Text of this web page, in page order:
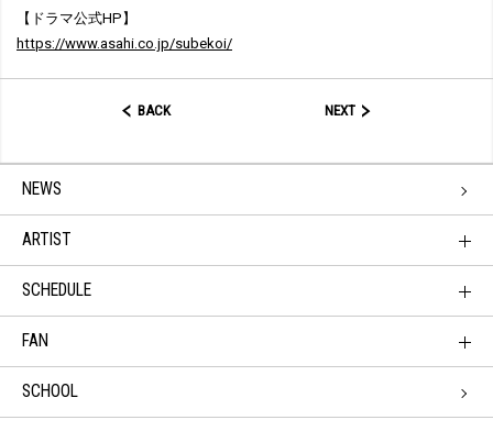
【ドラマ公式HP】
https://www.asahi.co.jp/subekoi/
BACK NEXT
NEWS
ARTIST
SCHEDULE
FAN
SCHOOL